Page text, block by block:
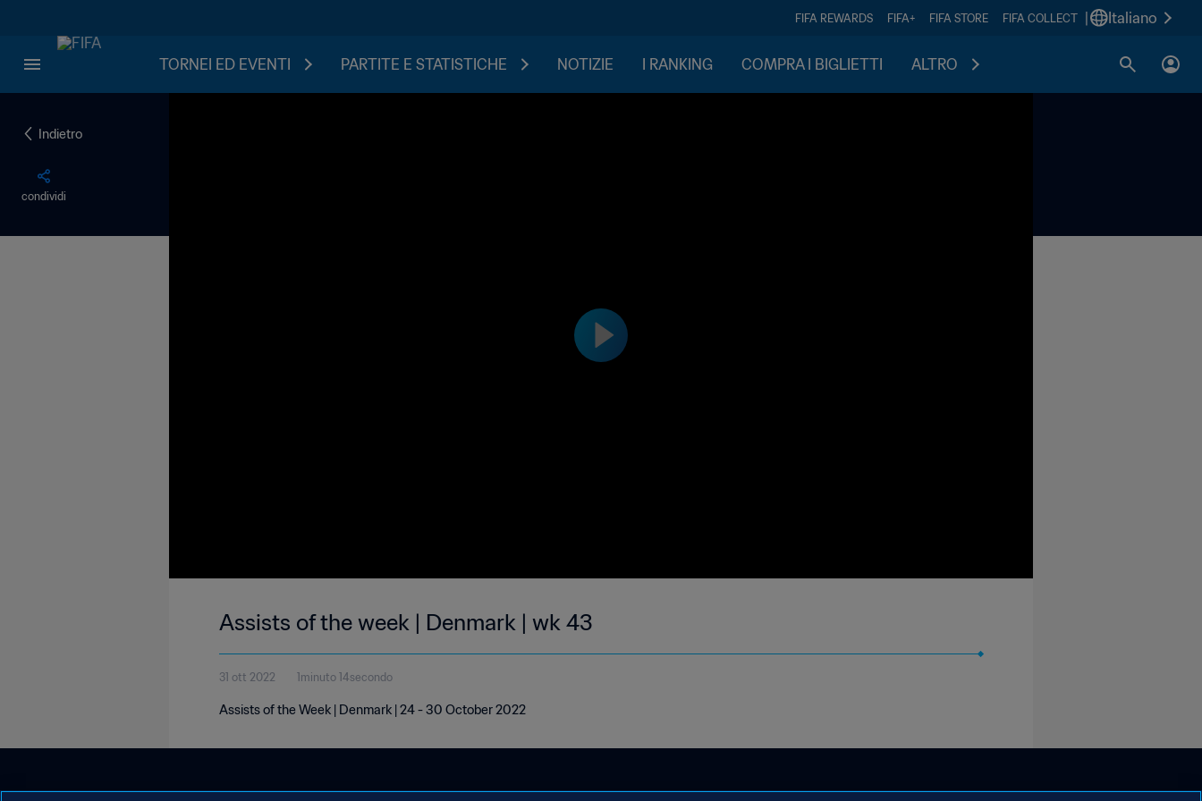
FIFA REWARDS FIFA+ FIFA STORE FIFA COLLECT Italiano
TORNEI ED EVENTI PARTITE E STATISTICHE NOTIZIE I RANKING COMPRA I BIGLIETTI ALTRO
Indietro
condividi
Assists of the week | Denmark | wk 43
31 ott 2022 1minuto 14secondo
Assists of the Week | Denmark | 24 - 30 October 2022